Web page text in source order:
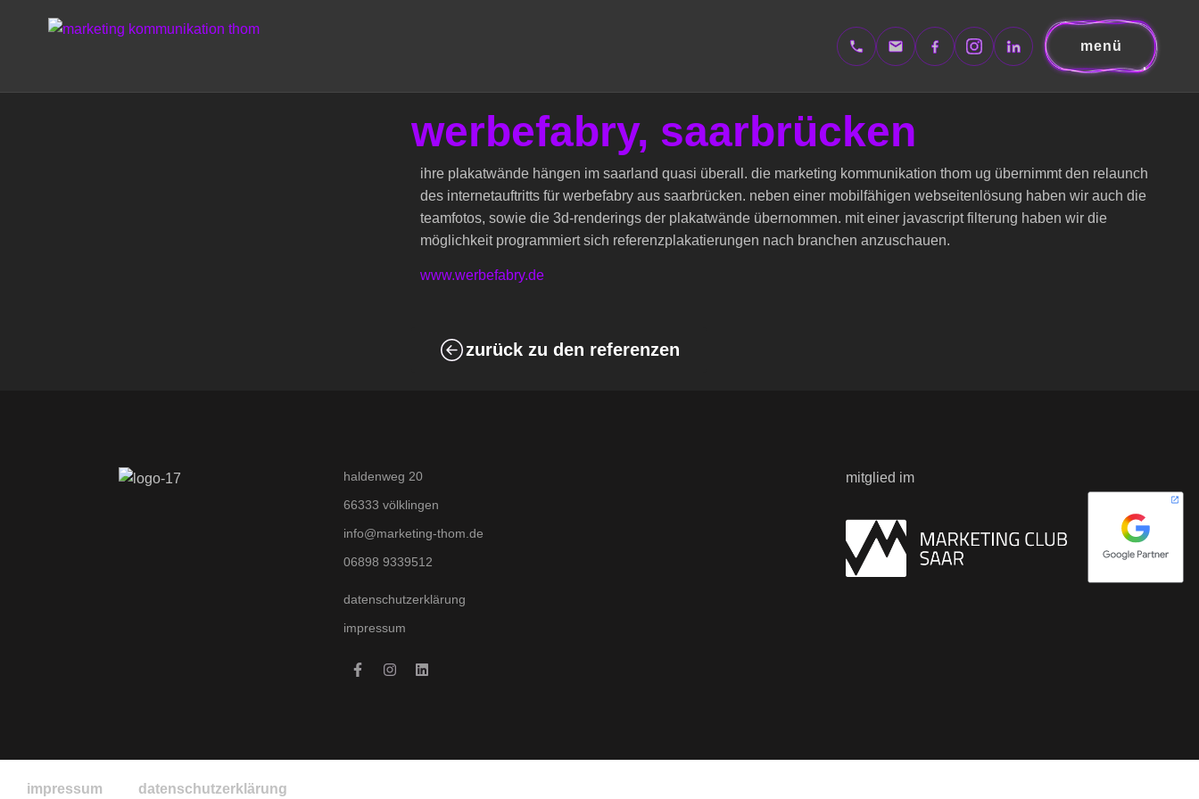
menü
werbefabry, saarbrücken
ihre plakatwände hängen im saarland quasi überall. die marketing kommunikation thom ug übernimmt den relaunch
des internetauftritts für werbefabry aus saarbrücken. neben einer mobilfähigen webseitenlösung haben wir auch die
teamfotos, sowie die 3d-renderings der plakatwände übernommen. mit einer javascript filterung haben wir die
möglichkeit programmiert sich referenzplakatierungen nach branchen anzuschauen.
www.werbefabry.de
zurück zu den referenzen
haldenweg 20
66333 völklingen
info@marketing-thom.de
06898 9339512
datenschutzerklärung
impressum
mitglied im
impressum datenschutzerklärung